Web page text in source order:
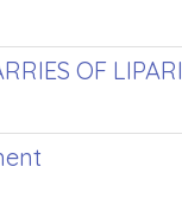
OF LIPARI